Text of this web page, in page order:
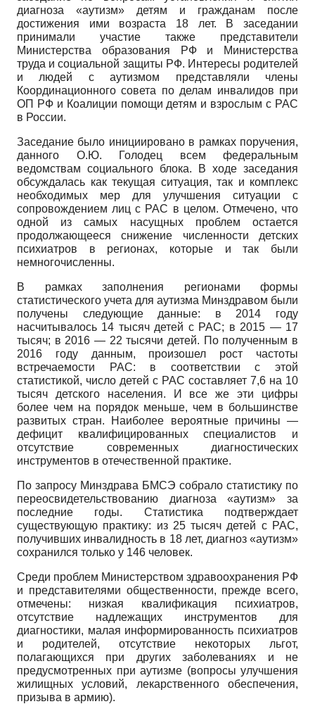
диагноза «аутизм» детям и гражданам после
достижения ими возраста 18 лет. В заседании
принимали участие также представители
Министерства образования РФ и Министерства
труда и социальной защиты РФ. Интересы родителей
и людей с аутизмом представляли члены
Координационного совета по делам инвалидов при
ОП РФ и Коалиции помощи детям и взрослым с РАС
в России.
Заседание было инициировано в рамках поручения,
данного О.Ю. Голодец всем федеральным
ведомствам социального блока. В ходе заседания
обсуждалась как текущая ситуация, так и комплекс
необходимых мер для улучшения ситуации с
сопровождением лиц с РАС в целом. Отмечено, что
одной из самых насущных проблем остается
продолжающееся снижение численности детских
психиатров в регионах, которые и так были
немногочисленны.
В рамках заполнения регионами формы
статистического учета для аутизма Минздравом были
получены следующие данные: в 2014 году
насчитывалось 14 тысяч детей с РАС; в 2015 — 17
тысяч; в 2016 — 22 тысячи детей. По полученным в
2016 году данным, произошел рост частоты
встречаемости РАС: в соответствии с этой
статистикой, число детей с РАС составляет 7,6 на 10
тысяч детского населения. И все же эти цифры
более чем на порядок меньше, чем в большинстве
развитых стран. Наиболее вероятные причины —
дефицит квалифицированных специалистов и
отсутствие современных диагностических
инструментов в отечественной практике.
По запросу Минздрава БМСЭ собрало статистику по
переосвидетельствованию диагноза «аутизм» за
последние годы. Статистика подтверждает
существующую практику: из 25 тысяч детей с РАС,
получивших инвалидность в 18 лет, диагноз «аутизм»
сохранился только у 146 человек.
Среди проблем Министерством здравоохранения РФ
и представителями общественности, прежде всего,
отмечены: низкая квалификация психиатров,
отсутствие надлежащих инструментов для
диагностики, малая информированность психиатров
и родителей, отсутствие некоторых льгот,
полагающихся при других заболеваниях и не
предусмотренных при аутизме (вопросы улучшения
жилищных условий, лекарственного обеспечения,
призыва в армию).